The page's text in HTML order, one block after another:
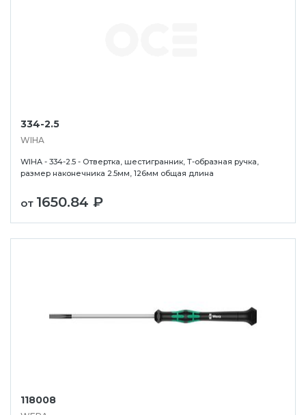
334-2.5
WIHA
WIHA - 334-2.5 - Отвертка, шестигранник, Т-образная ручка,
размер наконечника 2.5мм, 126мм общая длина
от 1650.84 ₽
118008